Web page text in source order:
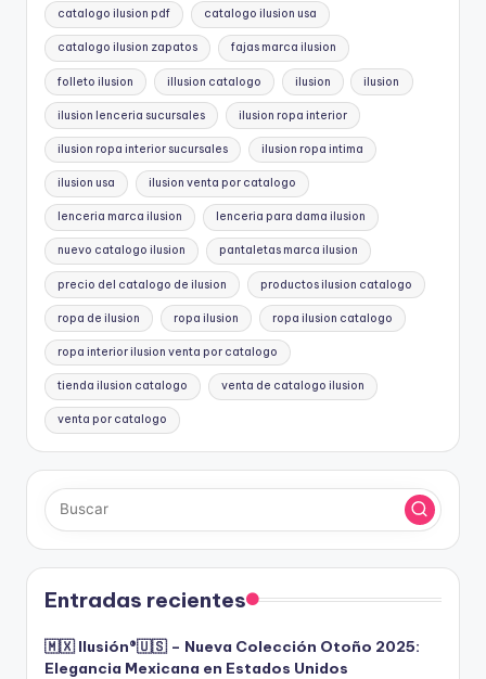
catalogo ilusion pdf catalogo ilusion usa
catalogo ilusion zapatos fajas marca ilusion
folleto ilusion illusion catalogo ilusion ilusion
ilusion lenceria sucursales ilusion ropa interior
ilusion ropa interior sucursales ilusion ropa intima
ilusion usa ilusion venta por catalogo
lenceria marca ilusion lenceria para dama ilusion
nuevo catalogo ilusion pantaletas marca ilusion
precio del catalogo de ilusion productos ilusion catalogo
ropa de ilusion ropa ilusion ropa ilusion catalogo
ropa interior ilusion venta por catalogo
tienda ilusion catalogo venta de catalogo ilusion
venta por catalogo
Entradas recientes
🇲🇽 Ilusión®️🇺🇸 – Nueva Colección Otoño 2025:
Elegancia Mexicana en Estados Unidos